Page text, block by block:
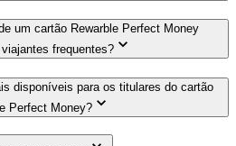
um cartão Rewarble Perfect Money
frequentes?
disponíveis para os titulares do cartão
Perfect Money?